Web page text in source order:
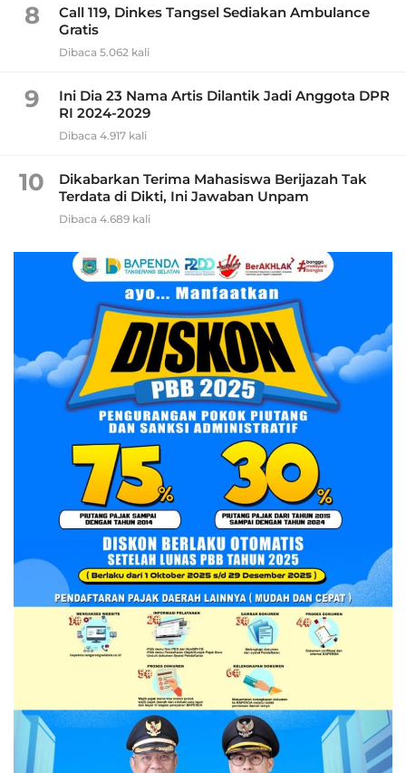
8
Call 119, Dinkes Tangsel Sediakan Ambulance
Gratis
Dibaca 5.062 kali
9
Ini Dia 23 Nama Artis Dilantik Jadi Anggota DPR
RI 2024-2029
Dibaca 4.917 kali
10
Dikabarkan Terima Mahasiswa Berijazah Tak
Terdata di Dikti, Ini Jawaban Unpam
Dibaca 4.689 kali